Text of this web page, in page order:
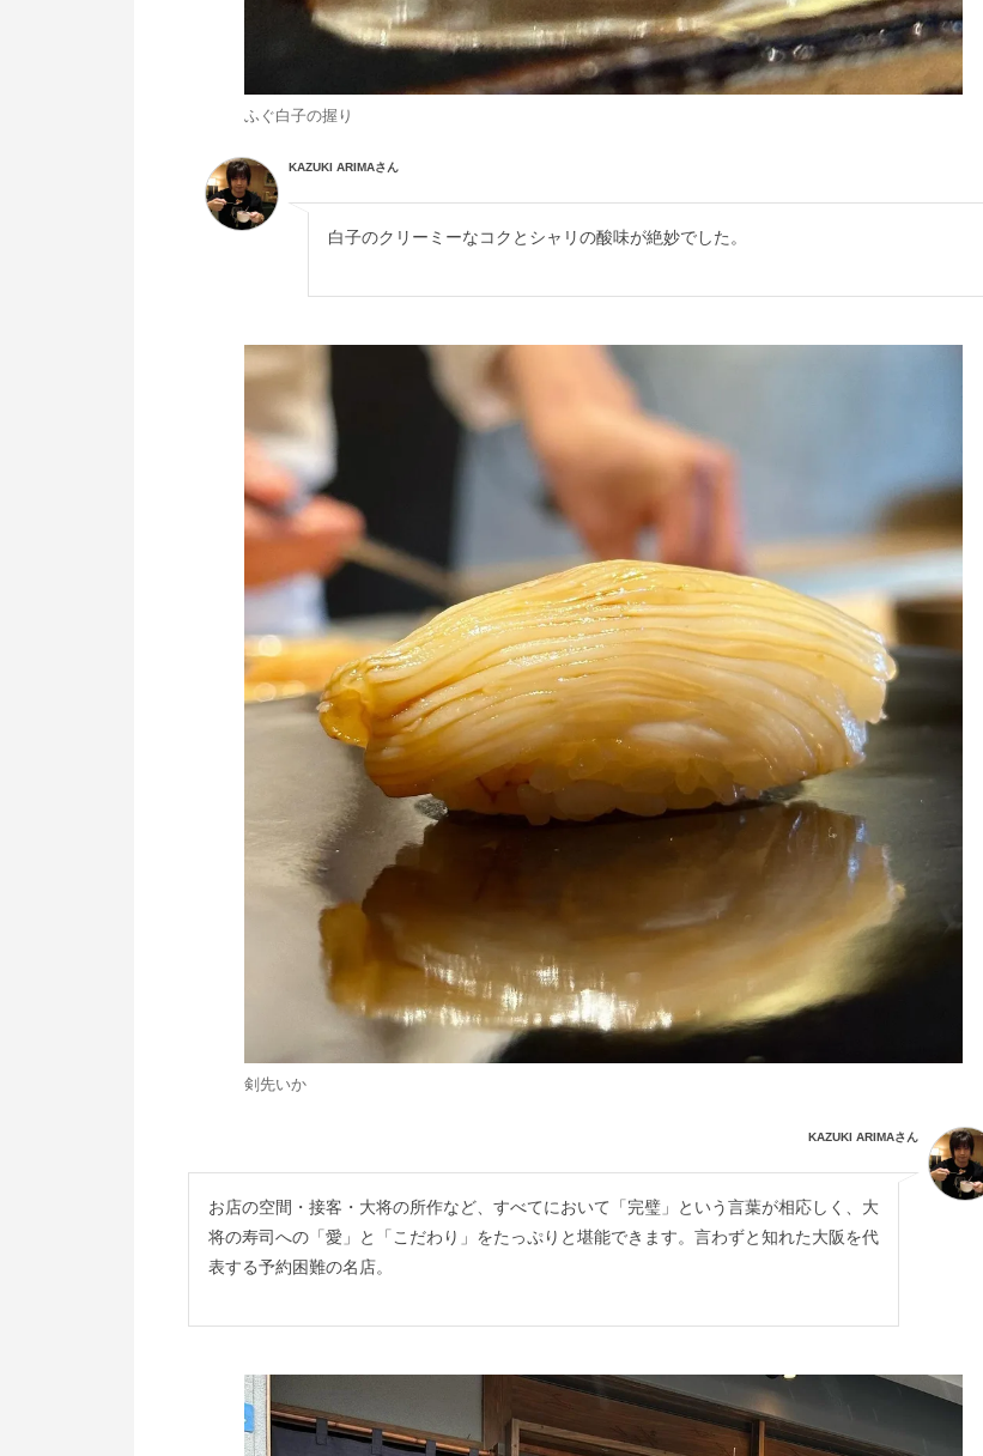
ふぐ白子の握り
KAZUKI ARIMAさん
白子のクリーミーなコクとシャリの酸味が絶妙でした。
剣先いか
KAZUKI ARIMAさん
お店の空間・接客・大将の所作など、すべてにおいて「完璧」という言葉が相応しく、大
将の寿司への「愛」と「こだわり」をたっぷりと堪能できます。言わずと知れた大阪を代
表する予約困難の名店。